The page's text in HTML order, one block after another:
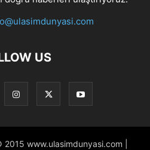
US
2015 www.ulasimdunyasi.com |